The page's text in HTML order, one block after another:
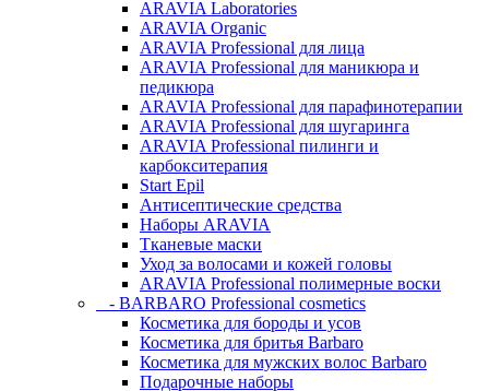
ARAVIA Laboratories
ARAVIA Organic
ARAVIA Professional для лица
ARAVIA Professional для маникюра и
педикюра
ARAVIA Professional для парафинотерапии
ARAVIA Professional для шугаринга
ARAVIA Professional пилинги и
карбокситерапия
Start Epil
Антисептические средства
Наборы ARAVIA
Тканевые маски
Уход за волосами и кожей головы
ARAVIA Professional полимерные воски
- BARBARO Professional cosmetics
Косметика для бороды и усов
Косметика для бритья Barbaro
Косметика для мужских волос Barbaro
Подарочные наборы